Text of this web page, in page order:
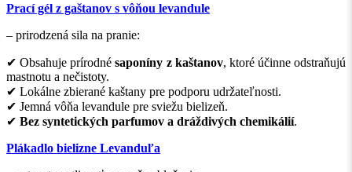
Prací gél z gaštanov s vôňou levandule
– prirodzená sila na pranie:
✔ Obsahuje prírodnésaponíny z kaštanov, ktoré účinne odstraňujú
mastnotu a nečistoty.
✔ Lokálne zbierané kaštany pre podporu udržateľnosti.
✔ Jemná vôňa levandule pre sviežu bielizeň.
✔ Bez syntetických parfumov a dráždivých chemikálií.
Plákadlo bielizne Levanduľa